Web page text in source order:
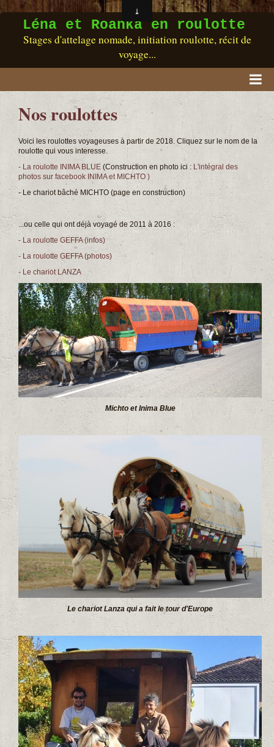
Léna et Roanka en roulotte
Stages d'attelage nomade, initiation roulotte, récit de
voyage...
RASSEMBLEMENT
Qui sommes-nous ?
Nos roulottes
Boutique / Livres
Biblio
Blog est-roulotte
Contact
Nos roulottes
Voici les roulottes voyageuses à partir de 2018. Cliquez sur le nom de la
roulotte qui vous interesse.
- La roulotte INIMA BLUE (Construction en photo ici :
L'intégral des
photos sur facebook INIMA et MICHTO )
- Le chariot bâché MICHTO (page en construction)
...ou celle qui ont déjà voyagé de 2011 à 2016 :
- La roulotte GEFFA (infos)
- La roulotte GEFFA (photos)
- Le chariot LANZA
Michto et Inima Blue
Le chariot Lanza qui a fait le tour d'Europe